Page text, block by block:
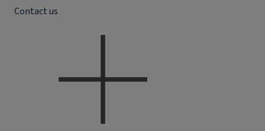
Contact us